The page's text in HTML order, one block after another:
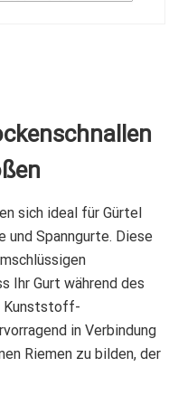
sich ideal für Gürtel
und Spanngurte. Diese
Ihr Gurt während des
Kunststoff-
in Verbindung
Riemen zu bilden, der